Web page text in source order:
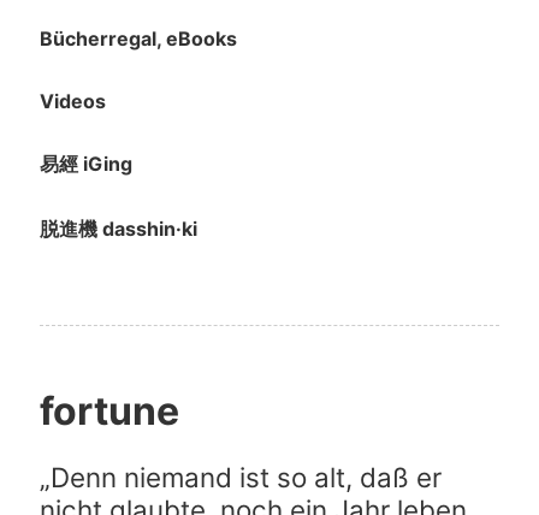
Bücherregal, eBooks
Videos
易經 iGing
脱進機 dasshin·ki
fortune
„Denn niemand ist so alt, daß er